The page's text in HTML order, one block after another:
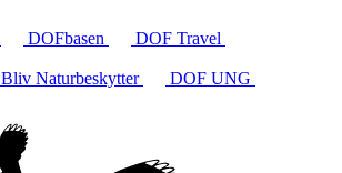
DOFbasen
DOF Travel
Bliv Naturbeskytter
DOF UNG